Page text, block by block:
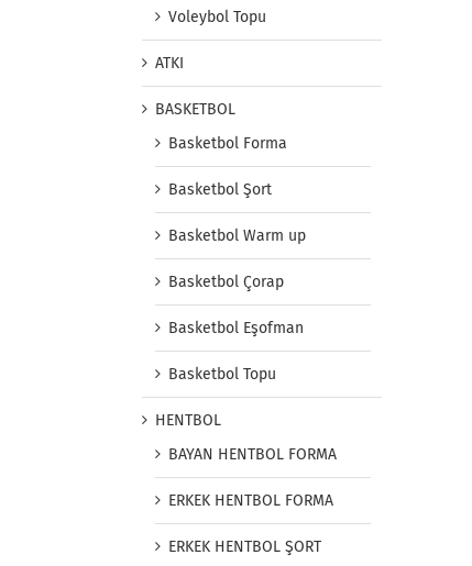
Voleybol Topu
ATKI
BASKETBOL
Basketbol Forma
Basketbol Şort
Basketbol Warm up
Basketbol Çorap
Basketbol Eşofman
Basketbol Topu
HENTBOL
BAYAN HENTBOL FORMA
ERKEK HENTBOL FORMA
ERKEK HENTBOL ŞORT